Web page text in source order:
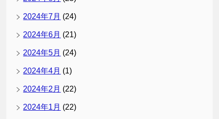
2024年7月 (24)
2024年6月 (21)
2024年5月 (24)
2024年4月 (1)
2024年2月 (22)
2024年1月 (22)